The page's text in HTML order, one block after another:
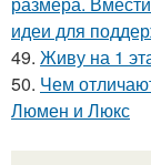
идеи для
49. Живу на 1
50. Чем
Люмен и Люкс